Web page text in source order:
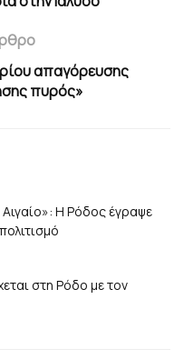
απαγόρευσης
πυρός»
Η Ρόδος έγραψε
στη Ρόδο με τον